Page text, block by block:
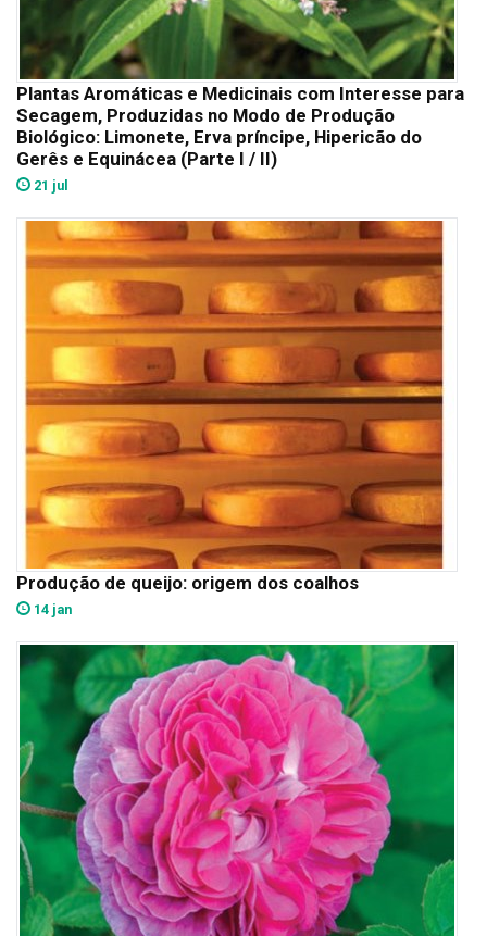
Plantas Aromáticas e Medicinais com Interesse para
Secagem, Produzidas no Modo de Produção
Biológico: Limonete, Erva príncipe, Hipericão do
Gerês e Equinácea (Parte I / II)
21 jul
Produção de queijo: origem dos coalhos
14 jan